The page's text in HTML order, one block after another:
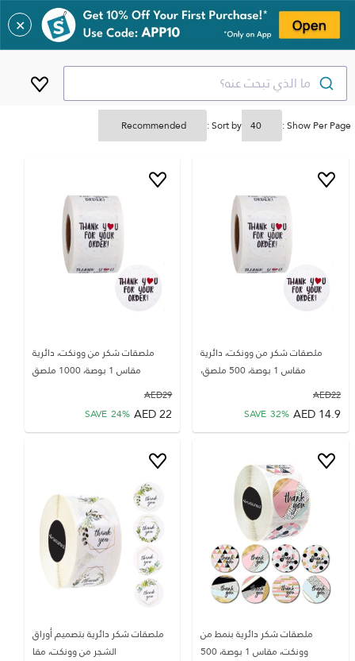
✕
ما الذي تبحث عنه؟
Show Per Page :
Sort by :
ملصقات شكر من وونكت، دائرية
مقاس 1 بوصة، 500 ملصق،
22
AED
14.9
AED
SAVE 32%
ملصقات شكر من وونكت، دائرية
مقاس 1 بوصة، 1000 ملصق
29
AED
22
AED
SAVE 24%
ملصقات شكر دائرية بنمط من
وونكت، مقاس 1 بوصة، 500
ملصقات شكر دائرية بتصميم أوراق
الشجر من وونكت، مقا